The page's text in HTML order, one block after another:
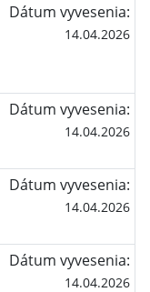
Dátum vyvesenia:
14.04.2026
Dátum vyvesenia:
14.04.2026
Dátum vyvesenia:
14.04.2026
Dátum vyvesenia:
14.04.2026